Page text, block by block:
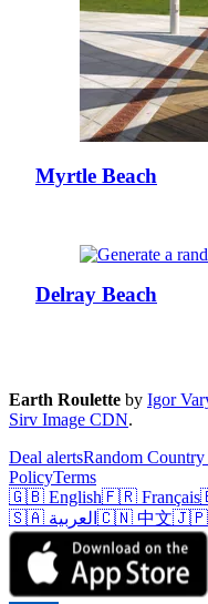
Myrtle Beach
Delray Beach
Earth Roulette by Igor
Sirv Image CDN.
Deal alertsRandom Country
PolicyTerms
🇬🇧 English🇫🇷 Français
🇸🇦 العربية 🇨🇳 中文🇯🇵